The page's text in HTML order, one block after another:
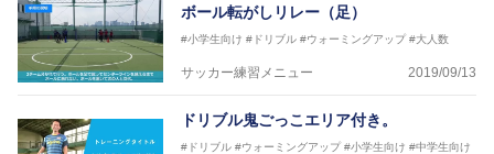
ボール転がしリレー（足）
#小学生向け #ドリブル #ウォーミングアップ #大人数
サッカー練習メニュー 2019/09/13
ドリブル鬼ごっこエリア付き。
#ドリブル #ウォーミングアップ #小学生向け #中学生向け